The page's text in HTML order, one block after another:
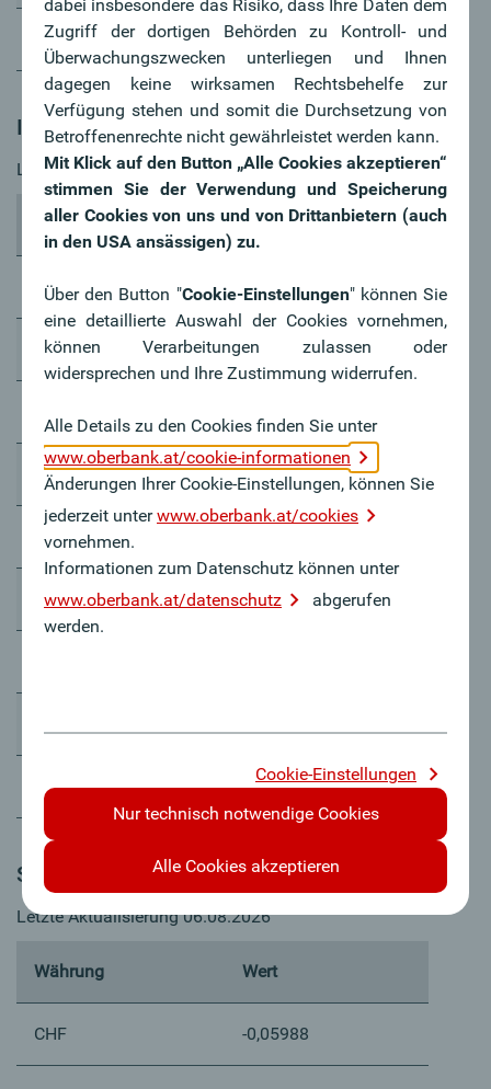
1 Jahr 5,42000
ICE-Swap EUR
Letzte Aktualisierung 07.08.2026
Laufzeit EUR
2 Jahre 2,97300
3 Jahre 2,99000
5 Jahre 3,01800
6 Jahre
7 Jahre 3,07500
10 Jahre 3,17700
Saron
Letzte Aktualisierung 06.08.2026
Währung Wert
CHF -0,05988
dabei insbesondere das Risiko, dass Ihre Daten dem
Zugriff der dortigen Behörden zu Kontroll- und
Überwachungszwecken unterliegen und Ihnen
dagegen keine wirksamen Rechtsbehelfe zur
Verfügung stehen und somit die Durchsetzung von
Betroffenenrechte nicht gewährleistet werden kann.
Mit Klick auf den Button „Alle Cookies akzeptieren“
stimmen Sie der Verwendung und Speicherung
aller Cookies von uns und von Drittanbietern (auch
in den USA ansässigen) zu.
Über den Button "Cookie-Einstellungen" können Sie
eine detaillierte Auswahl der Cookies vornehmen,
können Verarbeitungen zulassen oder
widersprechen und Ihre Zustimmung widerrufen.
Alle Details zu den Cookies finden Sie unter
www.oberbank.at/cookie-informationen
Änderungen Ihrer Cookie-Einstellungen, können Sie
jederzeit unterwww.oberbank.at/cookies
vornehmen.
Informationen zum Datenschutz können unter
www.oberbank.at/datenschutz
abgerufen
werden.
Cookie-Einstellungen
Nur technisch notwendige Cookies
Alle Cookies akzeptieren